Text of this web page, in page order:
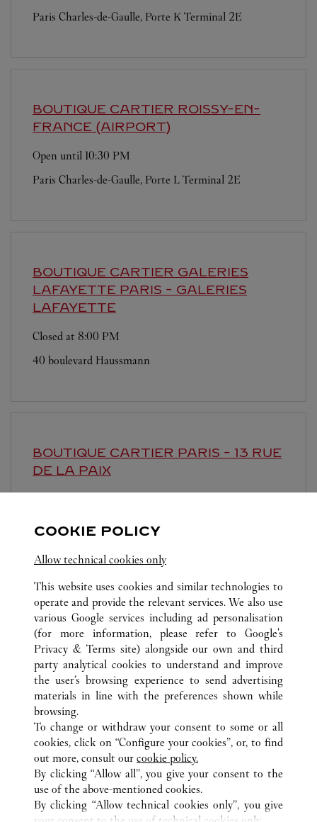
Paris Charles-de-Gaulle, Porte K Terminal 2E
BOUTIQUE CARTIER ROISSY-EN-
FRANCE (AIRPORT)
Open until 10:30 PM
Paris Charles-de-Gaulle, Porte L Terminal 2E
BOUTIQUE CARTIER GALERIES
LAFAYETTE PARIS - GALERIES
LAFAYETTE
Closed at 8:00 PM
40 boulevard Haussmann
BOUTIQUE CARTIER PARIS - 13 RUE
DE LA PAIX
ALL CARTIER LOCATIONS
FRANCE
ROISSY-EN-FRANCE (AIRPORT)
PARIS CHARLES-DE-GAULLE, TERMINAL 1
CUSTOMER CARE
CONTACT US
OUR COMPANY
CAREERS
FIND A BOUTIQUE
COOKIE POLICY
Allow technical cookies only
This website uses cookies and similar technologies to
operate and provide the relevant services. We also use
various Google services including ad personalisation
(for more information, please refer to Google's
Privacy & Terms site) alongside our own and third
party analytical cookies to understand and improve
the user’s browsing experience to send advertising
materials in line with the preferences shown while
browsing.
To change or withdraw your consent to some or all
cookies, click on “Configure your cookies”, or, to find
out more, consult our cookie policy.
By clicking “Allow all”, you give your consent to the
use of the above-mentioned cookies.
By clicking “Allow technical cookies only”, you give